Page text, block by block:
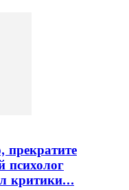
прекратите
психолог
критики…